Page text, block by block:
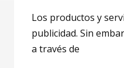
May 16, 2023
Los productos y
publicidad. Sin
a través de